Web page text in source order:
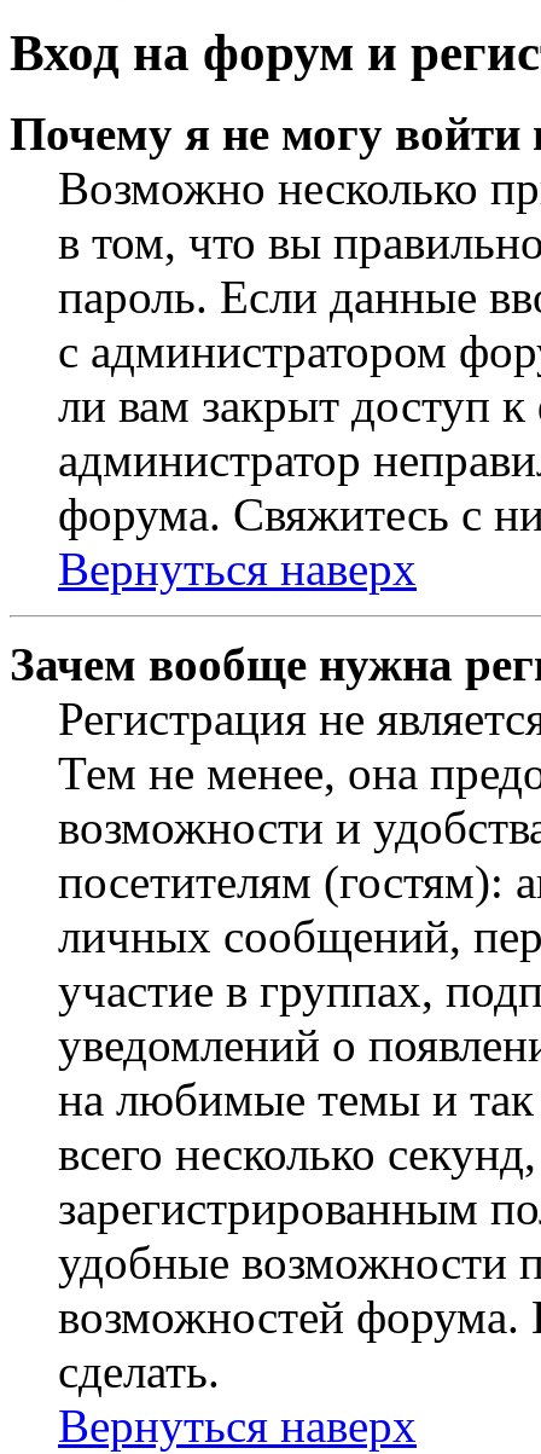
Вход на форум и
Почему я не могу войти
Возможно несколько
в том, что вы
пароль. Если данные
с администратором
ли вам закрыт доступ
администратор
форума. Свяжитесь с
Вернуться наверх
Зачем вообще нужна
Регистрация не
Тем не менее, она
возможности и
посетителям (гостям):
личных сообщений,
участие в группах,
уведомлений о
на любимые темы и так
всего несколько
зарегистрированным
удобные возможности
возможностей
сделать.
Вернуться наверх